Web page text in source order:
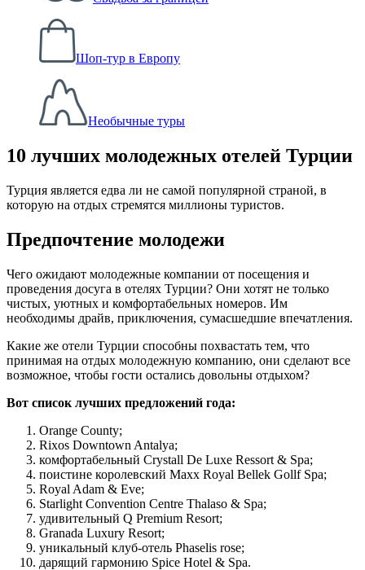
Шоп-тур в Европу
Необычные туры
10 лучших молодежных отелей Турции
Турция является едва ли не самой популярной страной, в
которую на отдых стремятся миллионы туристов.
Предпочтение молодежи
Чего ожидают молодежные компании от посещения и
проведения досуга в отелях Турции? Они хотят не только
чистых, уютных и комфортабельных номеров. Им
необходимы драйв, приключения, сумасшедшие впечатления.
Какие же отели Турции способны похвастать тем, что
принимая на отдых молодежную компанию, они сделают все
возможное, чтобы гости остались довольны отдыхом?
Вот список лучших предложений года:
Orange County;
Rixos Downtown Antalya;
комфортабельный Crystall De Luxe Ressort & Spa;
поистине королевский Maxx Royal Bellek Gollf Spa;
Royal Adam & Eve;
Starlight Convention Centre Thalaso & Spa;
удивительный Q Premium Resort;
Granada Luxury Resort;
уникальный клуб-отель Phaselis rose;
дарящий гармонию Spice Hotel & Spa.